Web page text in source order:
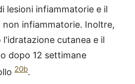
lesioni infiammatorie e il
non infiammatorie. Inoltre,
cutanea e il
dopo 12 settimane
20b.